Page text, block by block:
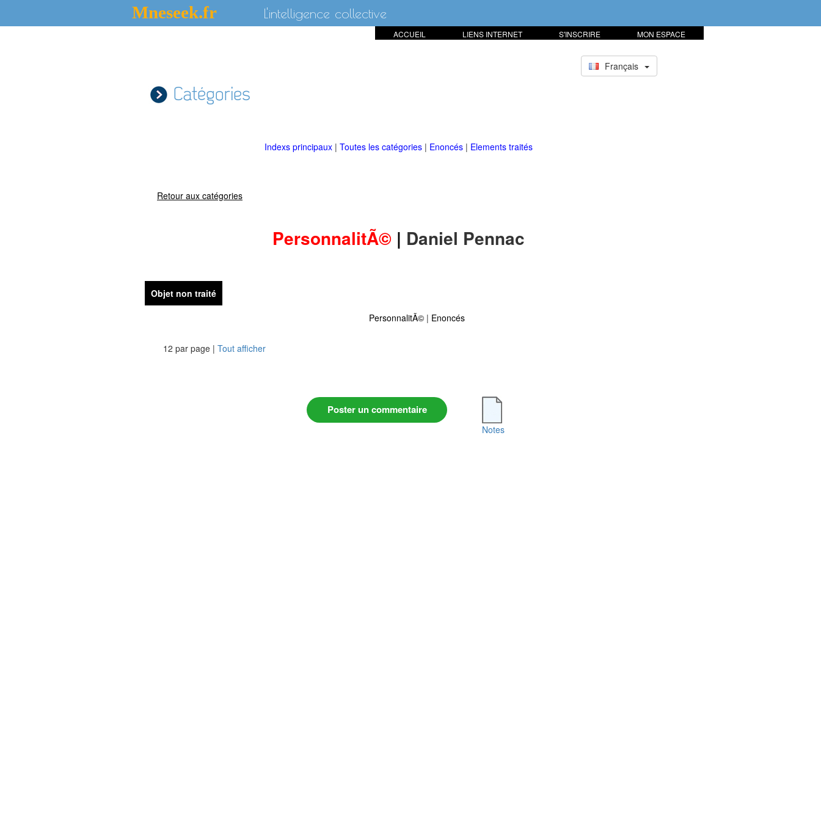
Mneseek.fr L'intelligence collective
MON ESPACE
S'INSCRIRE
LIENS INTERNET
ACCUEIL
Français
Catégories
Indexs principaux | Toutes les catégories | Enoncés | Elements traités
Retour aux catégories
PersonnalitÃ© | Daniel Pennac
Objet non traité
PersonnalitÃ©| Enoncés
12 par page | Tout afficher
Poster un commentaire
Notes